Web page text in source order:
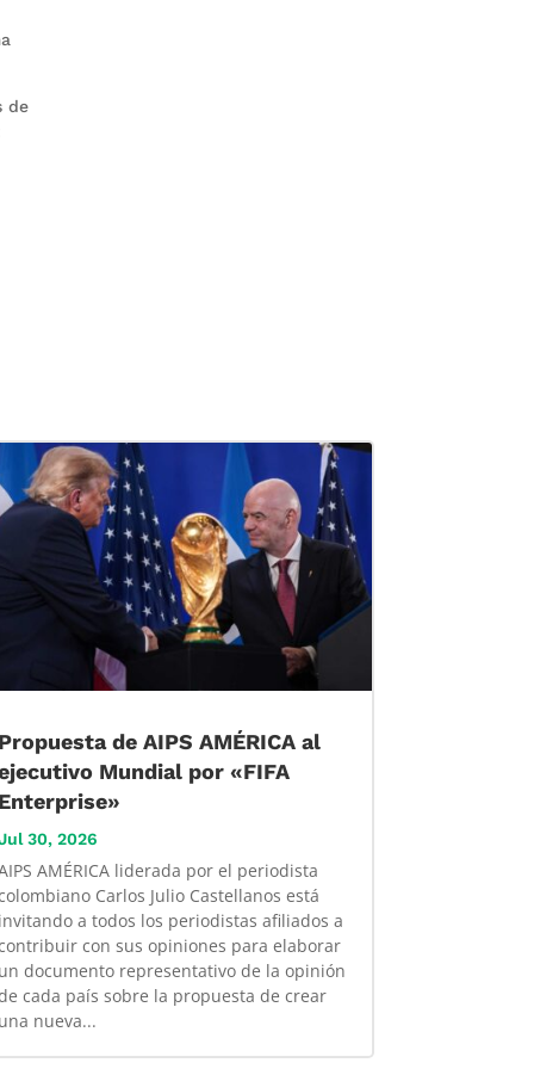
de
Propuesta de AIPS AMÉRICA al
Mundial por «FIFA
Enterprise»
30, 2026
AMÉRICA liderada por el periodista
Carlos Julio Castellanos está
invitando a todos los periodistas afiliados a
con sus opiniones para elaborar
un documento representativo de la opinión
cada país sobre la propuesta de crear
una nueva...